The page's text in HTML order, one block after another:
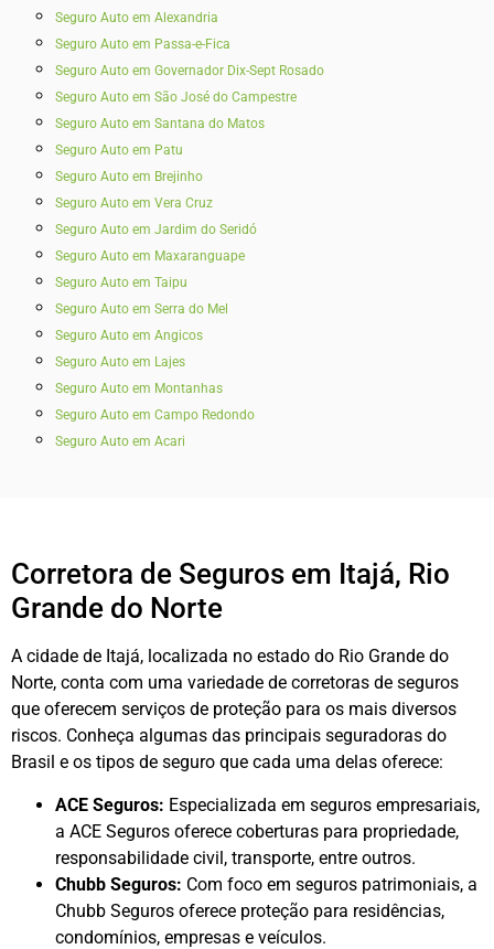
Seguro Auto em Alexandria
Seguro Auto em Passa-e-Fica
Seguro Auto em Governador Dix-Sept Rosado
Seguro Auto em São José do Campestre
Seguro Auto em Santana do Matos
Seguro Auto em Patu
Seguro Auto em Brejinho
Seguro Auto em Vera Cruz
Seguro Auto em Jardim do Seridó
Seguro Auto em Maxaranguape
Seguro Auto em Taipu
Seguro Auto em Serra do Mel
Seguro Auto em Angicos
Seguro Auto em Lajes
Seguro Auto em Montanhas
Seguro Auto em Campo Redondo
Seguro Auto em Acari
Corretora de Seguros em Itajá, Rio
Grande do Norte
A cidade de Itajá, localizada no estado do Rio Grande do
Norte, conta com uma variedade de corretoras de seguros
que oferecem serviços de proteção para os mais diversos
riscos. Conheça algumas das principais seguradoras do
Brasil e os tipos de seguro que cada uma delas oferece:
ACE Seguros: Especializada em seguros empresariais,
a ACE Seguros oferece coberturas para propriedade,
responsabilidade civil, transporte, entre outros.
Chubb Seguros: Com foco em seguros patrimoniais, a
Chubb Seguros oferece proteção para residências,
condomínios, empresas e veículos.